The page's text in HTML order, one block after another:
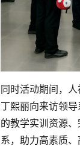
同时活动期间，
丁熙丽向来访领
的教学实训资源
系，助力高素质、